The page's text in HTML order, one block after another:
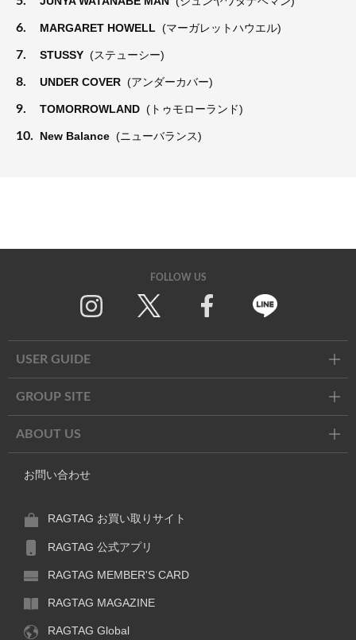
6. MARGARET HOWELL (マーガレットハウエル)
7. STUSSY (ステューシー)
8. UNDER COVER (アンダーカバー)
9. TOMORROWLAND (トゥモローランド)
10. New Balance (ニューバランス)
FOLLOW US
USER GUIDE
GROUP SITE
ABOUT US
お問い合わせ
RAGTAG お買い取りサイト
RAGTAG 公式アプリ
RAGTAG MEMBER'S CARD
RAGTAG MAGAZINE
RAGTAG Global